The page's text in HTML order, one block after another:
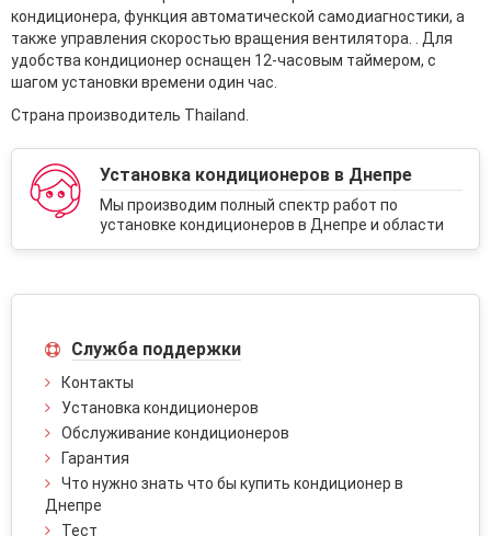
кондиционера, функция автоматической самодиагностики, а
также управления скоростью вращения вентилятора. . Для
удобства кондиционер оснащен 12-часовым таймером, с
шагом установки времени один час.
Страна производитель Thailand.
Установка кондиционеров в Днепре
Мы производим полный спектр работ по
установке кондиционеров в Днепре и области
Служба поддержки
Контакты
Установка кондиционеров
Обслуживание кондиционеров
Гарантия
Что нужно знать что бы купить кондиционер в
Днепре
Тест